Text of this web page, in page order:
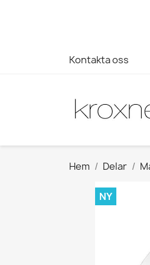
Kontakta oss
Hem Delar
NY